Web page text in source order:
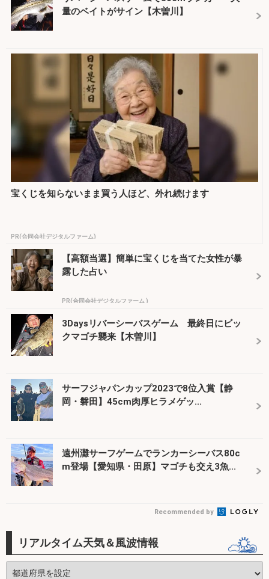
量のベイトがサイン【木曽川】
宝くじを知らないまま買う人ほど、外れ続けます
PR(合同会社デジタルファーム)
【高額当選】簡単に宝くじを当てた女性が暴
露した占い
PR(合同会社デジタルファーム )
3Daysリバーシーバスゲーム 最終日にビッ
クマゴチ襲来【木曽川】
サーフジャパンカップ2023で8位入賞【静
岡・磐田】45cm肉厚ヒラメゲッ...
遠州灘サーフゲームでランカーシーバス80c
m登場【愛知県・田原】マゴチも交え3魚...
Recommended by
リアルタイム天気＆風波情報